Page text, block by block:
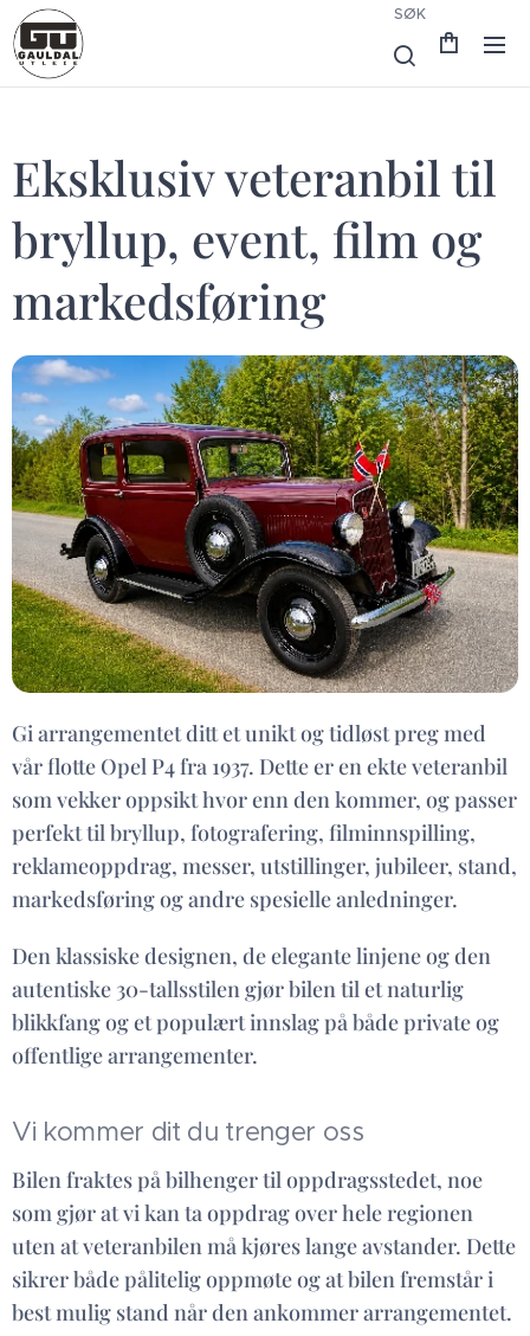
SØK
Eksklusiv veteranbil til
bryllup, event, film og
markedsføring
Gi arrangementet ditt et unikt og tidløst preg med
vår flotte Opel P4 fra 1937. Dette er en ekte veteranbil
som vekker oppsikt hvor enn den kommer, og passer
perfekt til bryllup, fotografering, filminnspilling,
reklameoppdrag, messer, utstillinger, jubileer, stand,
markedsføring og andre spesielle anledninger.
Den klassiske designen, de elegante linjene og den
autentiske 30-tallsstilen gjør bilen til et naturlig
blikkfang og et populært innslag på både private og
offentlige arrangementer.
Vi kommer dit du trenger oss
Bilen fraktes på bilhenger til oppdragsstedet, noe
som gjør at vi kan ta oppdrag over hele regionen
uten at veteranbilen må kjøres lange avstander. Dette
sikrer både pålitelig oppmøte og at bilen fremstår i
best mulig stand når den ankommer arrangementet.